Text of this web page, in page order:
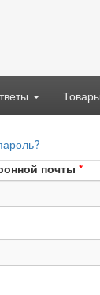
почты *